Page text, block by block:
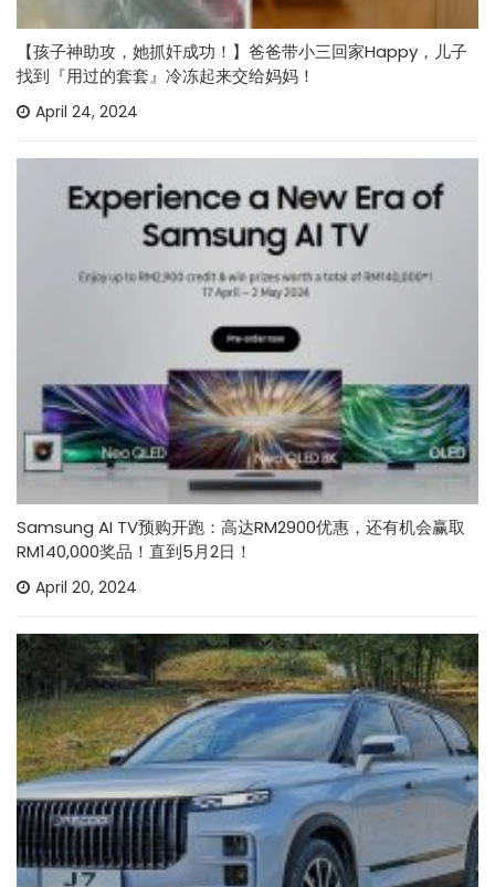
【孩子神助攻，她抓奸成功！】爸爸带小三回家Happy，儿子
找到『用过的套套』冷冻起来交给妈妈！
April 24, 2024
Samsung AI TV预购开跑：高达RM2900优惠，还有机会赢取
RM140,000奖品！直到5月2日！
April 20, 2024